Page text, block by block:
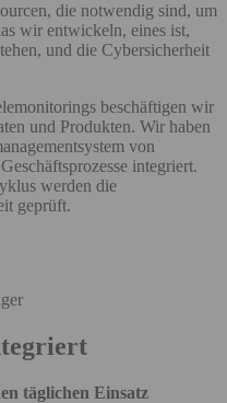
die notwendig sind, um
wir entwickeln, eines ist,
und die Cybersicherheit
beschäftigen wir
und Produkten. Wir haben
von
integriert.
werden die
geprüft.
täglichen Einsatz